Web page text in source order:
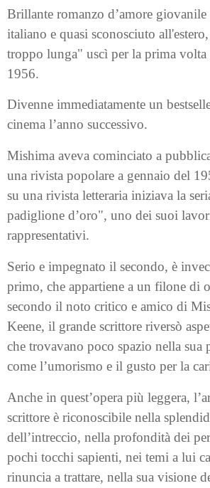
Brillante romanzo d’amore
italiano e quasi sconosciuto
troppo lunga" uscì per la prima
1956.
Divenne immediatamente un
cinema l’anno successivo.
Mishima aveva cominciato a
una rivista popolare a gennaio del
su una rivista letteraria iniziava la
padiglione d’oro", uno dei suoi
rappresentativi.
Serio e impegnato il secondo, è
primo, che appartiene a un filone di
secondo il noto critico e amico di
Keene, il grande scrittore riversò
che trovavano poco spazio nella sua
come l’umorismo e il gusto per la
Anche in quest’opera più leggera,
scrittore è riconoscibile nella
dell’intreccio, nella profondità dei
pochi tocchi sapienti, nei temi a lui
rinuncia a trattare, nella sua visione